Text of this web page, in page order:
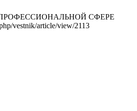
СФЕРЕ
vestnik/article/view/2113